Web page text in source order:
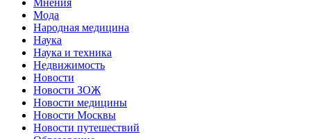
Мнения
Мода
Народная медицина
Наука
Наука и техника
Недвижимость
Новости
Новости ЗОЖ
Новости медицины
Новости Москвы
Новости путешествий